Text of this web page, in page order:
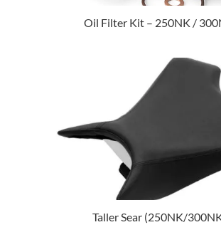
Oil Filter Kit – 250NK /
Taller Sear (250NK/